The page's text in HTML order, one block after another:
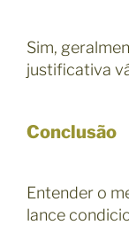
Sim,
justificativa
Conclusão
Entender o
lance